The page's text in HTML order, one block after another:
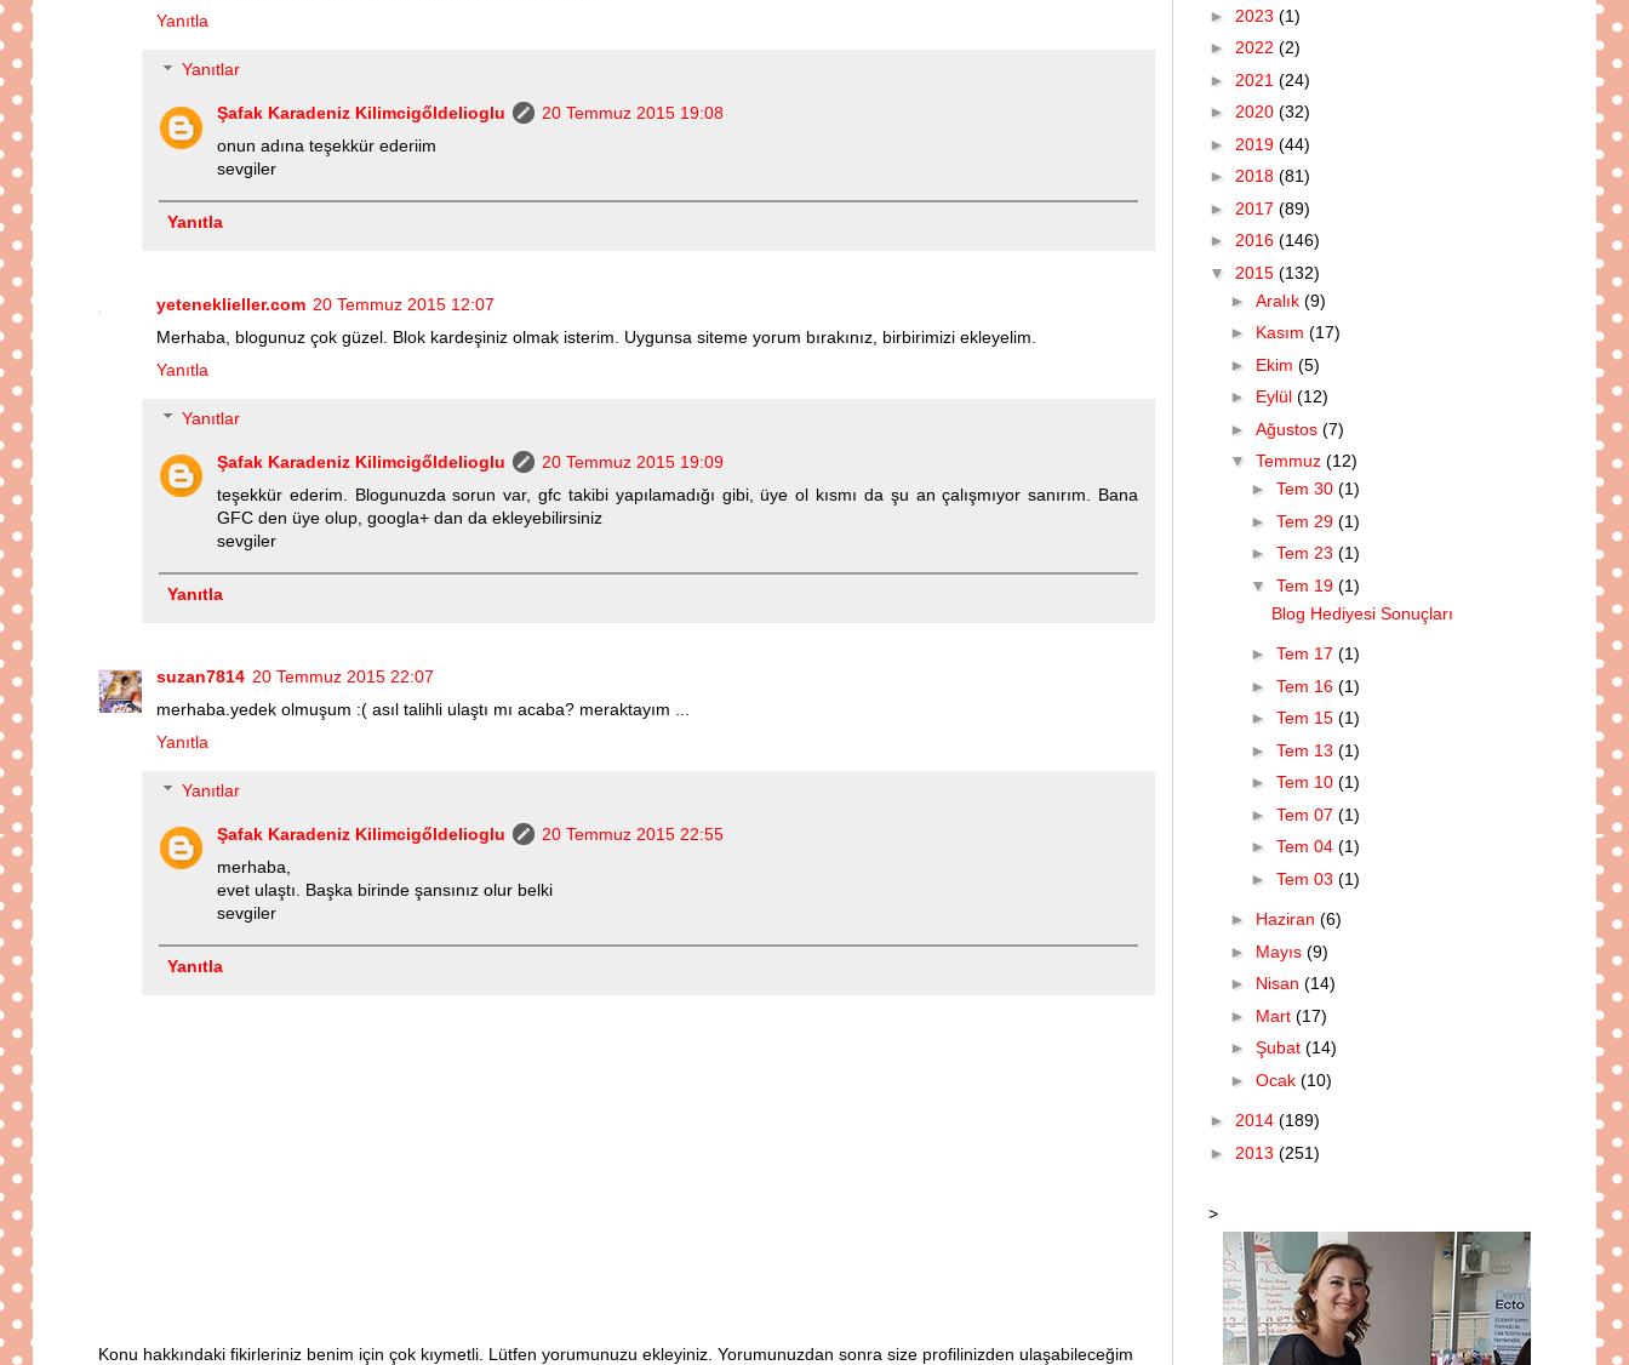
Yanıtla
Yanıtlar
Şafak Karadeniz Kilimcigőldelioglu
20 Temmuz 2015 19:08
onun adına teşekkür ederiim
sevgiler
Yanıtla
yeteneklieller.com 20 Temmuz 2015 12:07
Merhaba, blogunuz çok güzel. Blok kardeşiniz olmak isterim. Uygunsa siteme yorum bırakınız, birbirimizi ekleyelim.
Yanıtla
Yanıtlar
Şafak Karadeniz Kilimcigőldelioglu
20 Temmuz 2015 19:09
teşekkür ederim. Blogunuzda sorun var, gfc takibi yapılamadığı gibi, üye ol kısmı da şu an çalışmıyor sanırım. Bana
GFC den üye olup, googla+ dan da ekleyebilirsiniz
sevgiler
Yanıtla
suzan7814 20 Temmuz 2015 22:07
merhaba.yedek olmuşum :( asıl talihli ulaştı mı acaba? meraktayım ...
Yanıtla
Yanıtlar
Şafak Karadeniz Kilimcigőldelioglu
20 Temmuz 2015 22:55
merhaba,
evet ulaştı. Başka birinde şansınız olur belki
sevgiler
Yanıtla
Konu hakkındaki fikirleriniz benim için çok kıymetli. Lütfen yorumunuzu ekleyiniz. Yorumunuzdan sonra size profilinizden ulaşabileceğim
► 2023 (1)
► 2022 (2)
► 2021 (24)
► 2020 (32)
► 2019 (44)
► 2018 (81)
► 2017 (89)
► 2016 (146)
▼ 2015 (132)
► Aralık (9)
► Kasım (17)
► Ekim (5)
► Eylül (12)
► Ağustos (7)
▼ Temmuz (12)
► Tem 30 (1)
► Tem 29 (1)
► Tem 23 (1)
▼ Tem 19 (1)
Blog Hediyesi Sonuçları
► Tem 17 (1)
► Tem 16 (1)
► Tem 15 (1)
► Tem 13 (1)
► Tem 10 (1)
► Tem 07 (1)
► Tem 04 (1)
► Tem 03 (1)
► Haziran (6)
► Mayıs (9)
► Nisan (14)
► Mart (17)
► Şubat (14)
► Ocak (10)
► 2014 (189)
► 2013 (251)
>